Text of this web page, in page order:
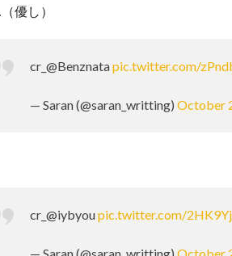
優し）
cr_@Benznatapic.twitter.com/
— Saran (@saran_writting)October
cr_@iybyoupic.twitter.com/